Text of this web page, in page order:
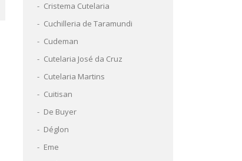
Cristema Cutelaria
Cuchilleria de Taramundi
Cudeman
Cutelaria José da Cruz
Cutelaria Martins
Cuitisan
De Buyer
Déglon
Eme